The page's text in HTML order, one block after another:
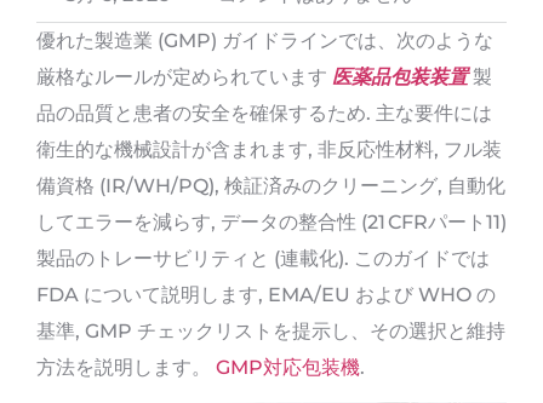
優れた製造業 (GMP) ガイドラインでは、次のような
厳格なルールが定められています 医薬品包装装置製
品の品質と患者の安全を確保するため. 主な要件には
衛生的な機械設計が含まれます, 非反応性材料, フル装
備資格 (IR/WH/PQ), 検証済みのクリーニング, 自動化
してエラーを減らす, データの整合性 (21 CFRパート11)
製品のトレーサビリティと (連載化). このガイドでは
FDA について説明します, EMA/EU および WHO の
基準, GMP チェックリストを提示し、その選択と維持
方法を説明します。 GMP対応包装機.